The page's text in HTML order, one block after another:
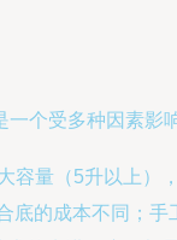
个受多种因素影
容量（5升以上）
的成本不同；手